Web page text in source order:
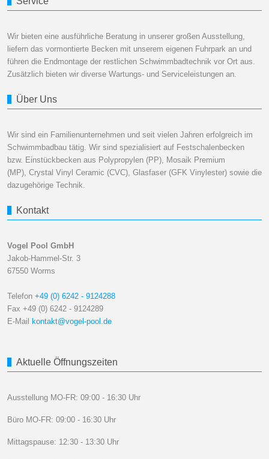
Wir bieten eine ausführliche Beratung in unserer großen Ausstellung,
liefern das vormontierte Becken mit unserem eigenen Fuhrpark an und
führen die Endmontage der restlichen Schwimmbadtechnik vor Ort aus.
Zusätzlich bieten wir diverse Wartungs- und Serviceleistungen an.
Über Uns
Wir sind ein Familienunternehmen und seit vielen Jahren erfolgreich im
Schwimmbadbau tätig. Wir sind spezialisiert auf Festschalenbecken
bzw. Einstückbecken aus Polypropylen (PP), Mosaik Premium
(MP), Crystal Vinyl Ceramic (CVC), Glasfaser (GFK Vinylester) sowie die
dazugehörige Technik.
Kontakt
Vogel Pool GmbH
Jakob-Hammel-Str. 3
67550 Worms
Telefon +49 (0) 6242 - 9124288
Fax +49 (0) 6242 - 9124289
E-Mail
kontakt@vogel-pool.de
Aktuelle Öffnungszeiten
Ausstellung MO-FR: 09:00 - 16:30 Uhr
Büro MO-FR: 09:00 - 16:30 Uhr
Mittagspause: 12:30 - 13:30 Uhr